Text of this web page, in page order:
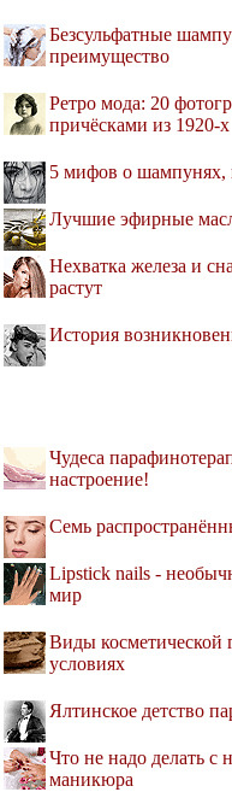
Безсульфатные
преимущество
Ретро мода: 20
причёсками из 1920-х
5 мифов о шампунях,
Лучшие эфирные
Нехватка железа и
растут
История
Чудеса
настроение!
Семь
Lipstick nails -
мир
Виды
условиях
Ялтинское детство
Что не надо делать с
маникюра